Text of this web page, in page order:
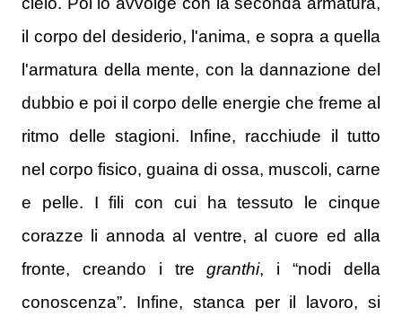
il corpo del desiderio, l'anima, e sopra a quella
l'armatura della mente, con la dannazione del
dubbio e poi il corpo delle energie che freme al
ritmo delle stagioni.
Infine, racchiude il tutto
nel corpo fisico, guaina di ossa, muscoli, carne
e pelle.
I fili con cui ha tessuto le cinque
corazze li annoda al ventre, al cuore ed alla
fronte, creando i tregranthi, i “nodi della
conoscenza”.
Infine, stanca per il lavoro, si